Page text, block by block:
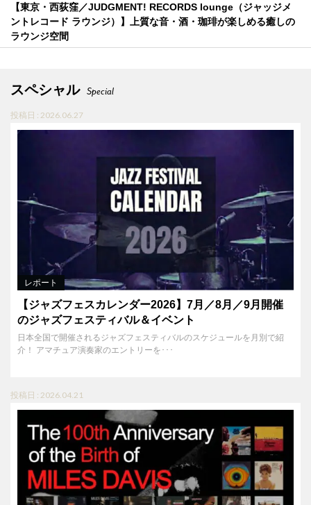
【東京・西荻窪／JUDGMENT! RECORDS lounge（ジャッジメ
ントレコード ラウンジ）】上質な音・酒・珈琲が楽しめる癒しの
ラウンジ空間
スペシャル Special
投稿日 : 2026.06.27
レポート
【ジャズフェスカレンダー2026】7月／8月／9月開催
のジャズフェスティバル＆イベント
日本全国で開催されるジャズフェスティバルのスケジュールを月別で紹
介！ アマチュア演奏家のエントリーを･･･
投稿日 : 2026.04.21